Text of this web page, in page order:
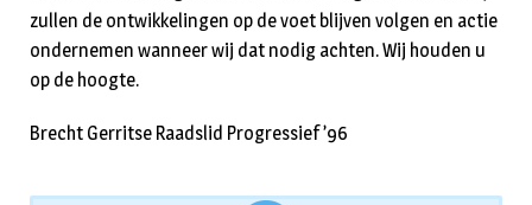
zullen de ontwikkelingen op de voet blijven volgen en actie
ondernemen wanneer wij dat nodig achten. Wij houden u
op de hoogte.
Brecht Gerritse Raadslid Progressief ’96